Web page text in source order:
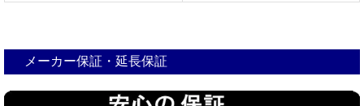
メーカー保証・延長保証